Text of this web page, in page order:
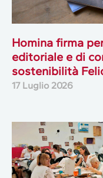
Homina firma
editoriale e di
sostenibilità
17 Luglio 2026